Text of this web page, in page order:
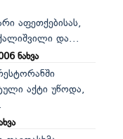
აფეთქებისას,
და...
ნახვა
აქტი უწოდა,